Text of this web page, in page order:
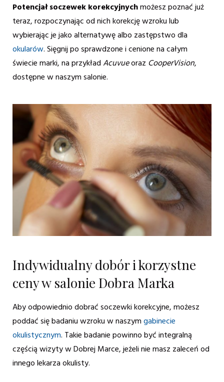
Potencjał soczewek korekcyjnychmożesz poznać już
teraz, rozpoczynając od nich korekcję wzroku lub
wybierając je jako alternatywę albo zastępstwo dla
okularów. Sięgnij po sprawdzone i cenione na całym
świecie marki, na przykładAcuvueoraz CooperVision,
dostępne w naszym salonie.
Indywidualny dobór i korzystne
ceny w salonie Dobra Marka
Aby odpowiednio dobrać soczewki korekcyjne, możesz
poddać się badaniu wzroku w naszymgabinecie
okulistycznym. Takie badanie powinno być integralną
częścią wizyty w Dobrej Marce, jeżeli nie masz zaleceń od
innego lekarza okulisty.